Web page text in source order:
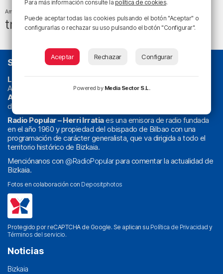
Arriaga tiempo atmosféricotráfico
tráfico en Bizkaia
SOBRE NOSOTROS
La radio sin cadenas. Desde 1960 haciendo radio en Bilbao.
Actualidad y
podcastdeBilbaoyBizkaia, los partidos del
Athletic
deportes, sociedad, cultura, política, religión y obra social.
Radio Popular – Herri Irratiaes una emisora de radio fundada
en el año 1960 y propiedad del obispado de Bilbao con una
programación de carácter generalista, que va dirigida a todo el
territorio histórico de Bizkaia.
Menciónanos con @RadioPopularpara comentar la actualidad de
Bizkaia.
Fotos en colaboración con Depositphotos
Protegido por reCAPTCHA de Google. Se aplican su Política de Privacidad y
Términos del servicio.
Noticias
Bizkaia
Para más información consulte la política de cookies.
Puede aceptar todas las cookies pulsando el botón "Aceptar" o
configurarlas o rechazar su uso pulsando el botón "Configurar".
Aceptar Rechazar Configurar
Powered by Media Sector S.L.